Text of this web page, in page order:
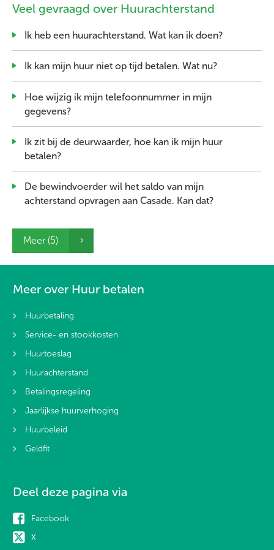
Veel gevraagd over Huurachterstand
Ik heb een huurachterstand. Wat kan ik doen?
Ik kan mijn huur niet op tijd betalen. Wat nu?
Hoe wijzig ik mijn telefoonnummer in mijn
gegevens?
Ik zit bij de deurwaarder, hoe kan ik mijn huur
betalen?
De bewindvoerder wil het saldo van mijn
achterstand opvragen aan Casade. Kan dat?
Meer (5)
Meer over Huur betalen
Huurbetaling
Service- en stookkosten
Huurtoeslag
Huurachterstand
Betalingsregeling
Jaarlijkse huurverhoging
Huurbeleid
Geldfit
Deel deze pagina via
Facebook
X